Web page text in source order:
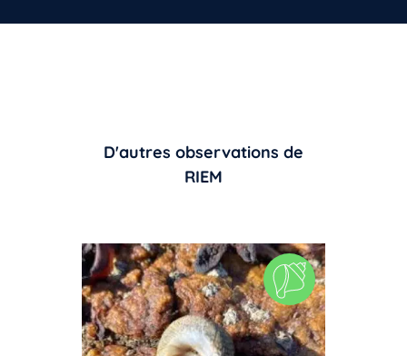
D'autres observations de
RIEM